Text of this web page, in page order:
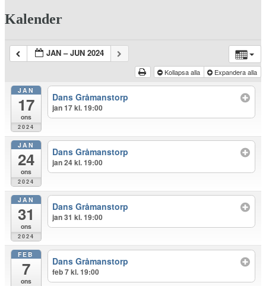
Kalender
JAN – JUN 2024
Kollapsa alla Expandera alla
JAN
17
ons
2024
Dans Gråmanstorp
jan 17 kl. 19:00
JAN
24
ons
2024
Dans Gråmanstorp
jan 24 kl. 19:00
JAN
31
ons
2024
Dans Gråmanstorp
jan 31 kl. 19:00
FEB
7
ons
Dans Gråmanstorp
feb 7 kl. 19:00